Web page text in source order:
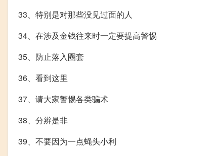
33、特别是对那些没见过面的人
34、在涉及金钱往来时一定要提高警惕
35、防止落入圈套
36、看到这里
37、请大家警惕各类骗术
38、分辨是非
39、不要因为一点蝇头小利